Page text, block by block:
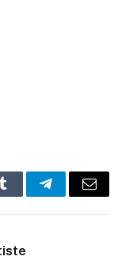
TumblrTelegramEmail